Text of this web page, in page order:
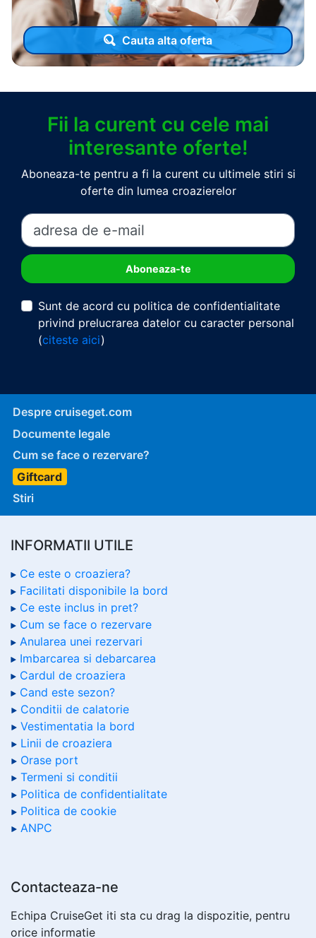
Cauta alta oferta
Fii la curent cu cele mai
interesante oferte!
Aboneaza-te pentru a fi la curent cu ultimele stiri si
oferte din lumea croazierelor
Sunt de acord cu politica de confidentialitate
privind prelucrarea datelor cu caracter personal
(citeste aici)
Despre cruiseget.com
Documente legale
Cum se face o rezervare?
Giftcard
Stiri
INFORMATII UTILE
Ce este o croaziera?
Facilitati disponibile la bord
Ce este inclus in pret?
Cum se face o rezervare
Anularea unei rezervari
Imbarcarea si debarcarea
Cardul de croaziera
Cand este sezon?
Conditii de calatorie
Vestimentatia la bord
Linii de croaziera
Orase port
Termeni si conditii
Politica de confidentialitate
Politica de cookie
ANPC
Contacteaza-ne
Echipa CruiseGet iti sta cu drag la dispozitie, pentru
orice informatie